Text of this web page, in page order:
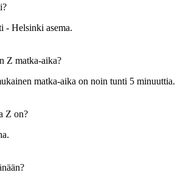
- Helsinki asema.
Z matka-aika?
matka-aika on noin tunti 5 minuuttia.
Z on?